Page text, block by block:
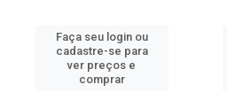
Faça seu login ou
cadastre-se para
ver preços e
comprar